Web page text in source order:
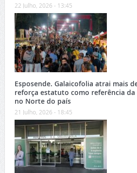
22 Julho, 2026 - 13:45
Esposende. Galaicofolia atrai mais
reforça estatuto como referência
no Norte do país
21 Julho, 2026 - 18:45